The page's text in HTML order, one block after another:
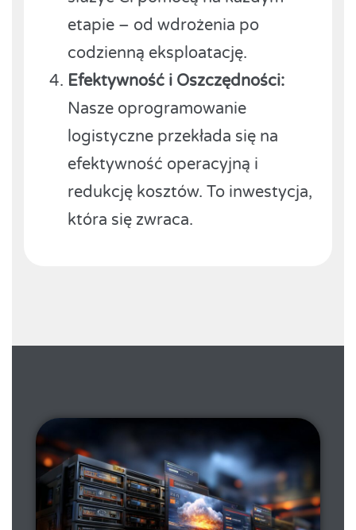
etapie – od wdrożenia po
codzienną eksploatację.
Efektywność i Oszczędności:
Nasze oprogramowanie
logistyczne przekłada się na
efektywność operacyjną i
redukcję kosztów. To inwestycja,
która się zwraca.